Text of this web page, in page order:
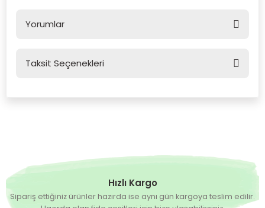
Yorumlar
Taksit Seçenekleri
Hızlı Kargo
Sipariş ettiğiniz ürünler hazırda ise aynı gün kargoya teslim edilir.